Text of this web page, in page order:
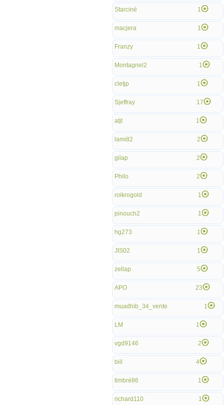
Starciné 1
macjera 1
Franzy 1
Montagnel2 1
cletjp 1
Sjeffray 17
atjt 1
lami82 2
gilap 2
Philo 2
roikrogold 1
pinouch2 1
hg273 1
JIS02 1
zellap 5
APO 23
muadhib_34_vente 1
LM 1
vgd9146 2
biil 4
timbré86 1
richard110 1